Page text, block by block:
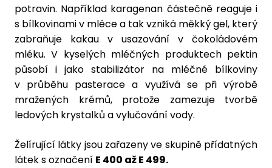
potravin. Například karagenan částečně reaguje i
s bílkovinami v mléce a tak vzniká měkký gel, který
zabraňuje kakau v usazování v čokoládovém
mléku. V kyselých mléčných produktech pektin
působí i jako stabilizátor na mléčné bílkoviny
v průběhu pasterace a využívá se při výrobě
mražených krémů, protože zamezuje tvorbě
ledových krystalků a vylučování vody.
Želírující látky jsou zařazeny ve skupině přídatných
látek s označení E 400 až E 499.